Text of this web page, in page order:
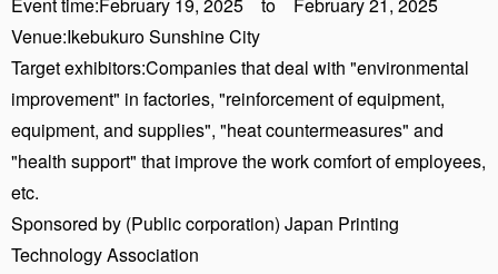
Venue:Ikebukuro Sunshine City
Target exhibitors:Companies that deal with "environmental
improvement" in factories, "reinforcement of equipment,
equipment, and supplies", "heat countermeasures" and
"health support" that improve the work comfort of employees,
etc.
Sponsored by (Public corporation) Japan Printing
Technology Association